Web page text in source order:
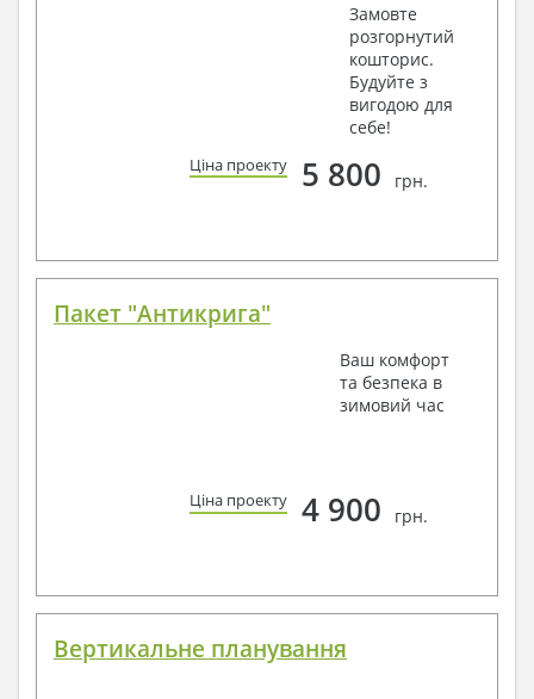
Замовте
розгорнутий
кошторис.
Будуйте з
вигодою для
себе!
Ціна проекту 5 800 грн.
Пакет "Антикрига"
Ваш комфорт
та безпека в
зимовий час
Ціна проекту 4 900 грн.
Вертикальне планування